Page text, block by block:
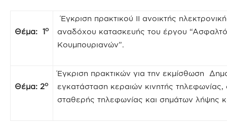
Θέμα: 1ο
Έγκριση πρακτικού ΙΙ ανοικτής
αναδόχου κατασκευής του έργου
Κουμπουριανών”.
Θέμα: 2ο
Έγκριση πρακτικών για την εκμίσθωση
εγκατάσταση κεραιών κινητής
σταθερής τηλεφωνίας και σημάτων λήψης